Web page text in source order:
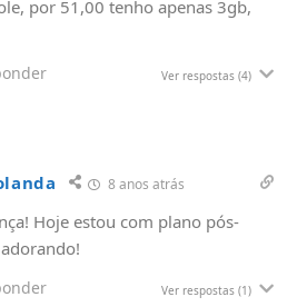
por 51,00 tenho apenas 3gb,
Ver respostas (4)
8 anos atrás
Hoje estou com plano pós-
Ver respostas (1)